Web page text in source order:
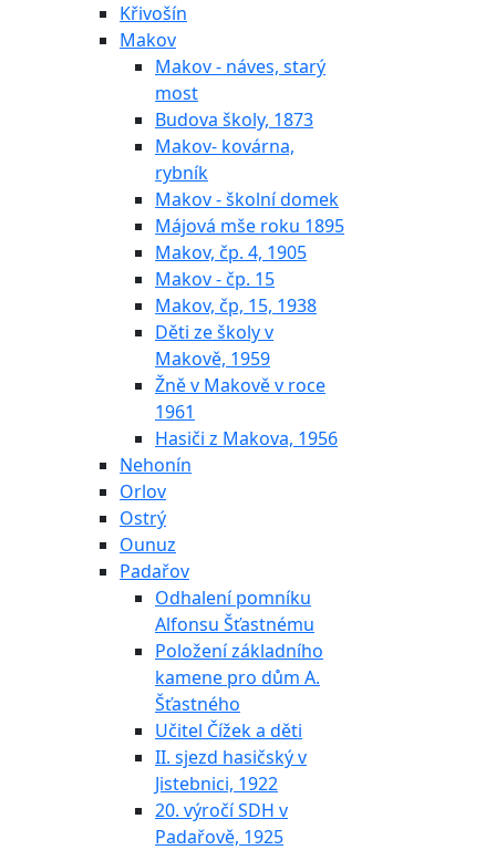
Křivošín
Makov
Makov - náves, starý
most
Budova školy, 1873
Makov- kovárna,
rybník
Makov - školní domek
Májová mše roku 1895
Makov, čp. 4, 1905
Makov - čp. 15
Makov, čp, 15, 1938
Děti ze školy v
Makově, 1959
Žně v Makově v roce
1961
Hasiči z Makova, 1956
Nehonín
Orlov
Ostrý
Ounuz
Padařov
Odhalení pomníku
Alfonsu Šťastnému
Položení základního
kamene pro dům A.
Šťastného
Učitel Čížek a děti
II. sjezd hasičský v
Jistebnici, 1922
20. výročí SDH v
Padařově, 1925